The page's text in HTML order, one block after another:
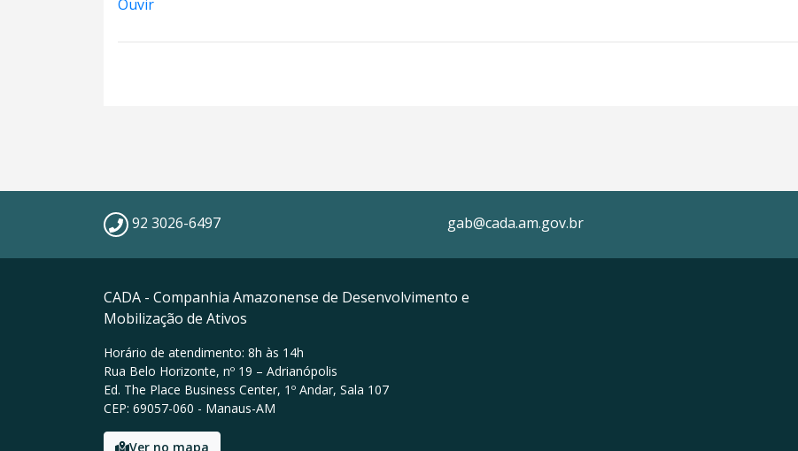
Ouvir
92 3026-6497 gab@cada.am.gov.br
CADA - Companhia Amazonense de Desenvolvimento e
Mobilização de Ativos
Horário de atendimento: 8h às 14h
Rua Belo Horizonte, nº 19 – Adrianópolis
Ed. The Place Business Center, 1º Andar, Sala 107
CEP: 69057-060 - Manaus-AM
Ver no mapa